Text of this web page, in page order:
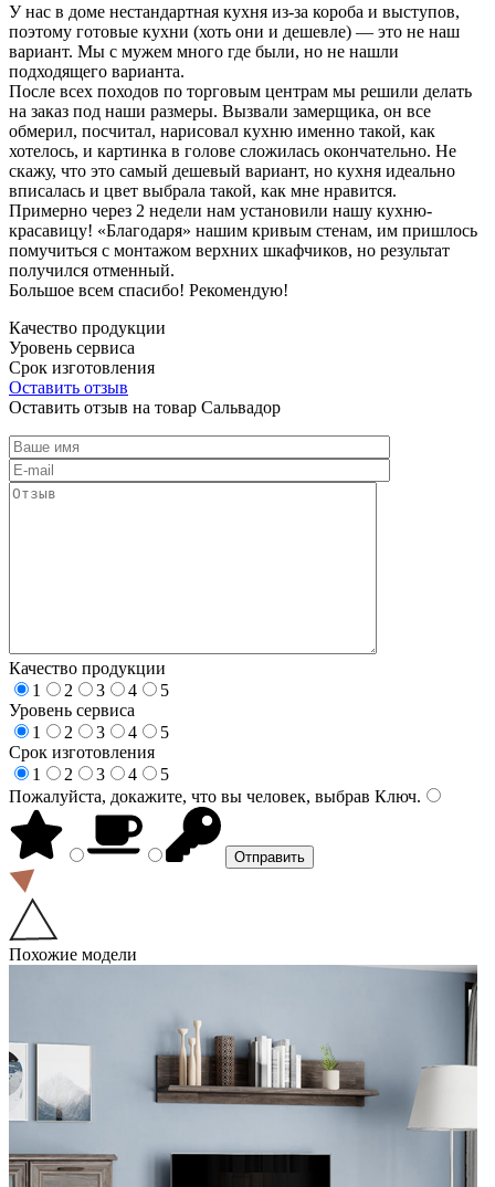
У нас в доме нестандартная кухня из-за короба и выступов,
поэтому готовые кухни (хоть они и дешевле) — это не наш
вариант. Мы с мужем много где были, но не нашли
подходящего варианта.
После всех походов по торговым центрам мы решили делать
на заказ под наши размеры. Вызвали замерщика, он все
обмерил, посчитал, нарисовал кухню именно такой, как
хотелось, и картинка в голове сложилась окончательно. Не
скажу, что это самый дешевый вариант, но кухня идеально
вписалась и цвет выбрала такой, как мне нравится.
Примерно через 2 недели нам установили нашу кухню-
красавицу! «Благодаря» нашим кривым стенам, им пришлось
помучиться с монтажом верхних шкафчиков, но результат
получился отменный.
Большое всем спасибо! Рекомендую!
Качество продукции
Уровень сервиса
Срок изготовления
Оставить отзыв
Оставить отзыв на товар Сальвадор
Качество продукции
1
2 3 4
5
Уровень сервиса
1
2 3 4
5
Срок изготовления
1
2 3 4
5
Пожалуйста, докажите, что вы человек, выбрав Ключ.
Похожие модели